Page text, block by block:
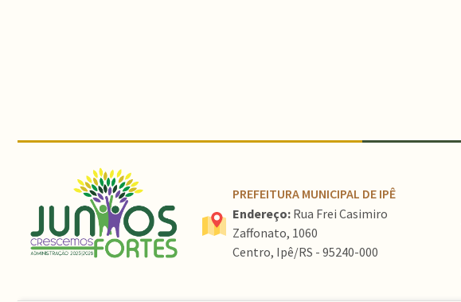
PREFEITURA MUNICIPAL DE IPÊ
Endereço: Rua Frei Casimiro
Zaffonato, 1060
Centro, Ipê/RS - 95240-000